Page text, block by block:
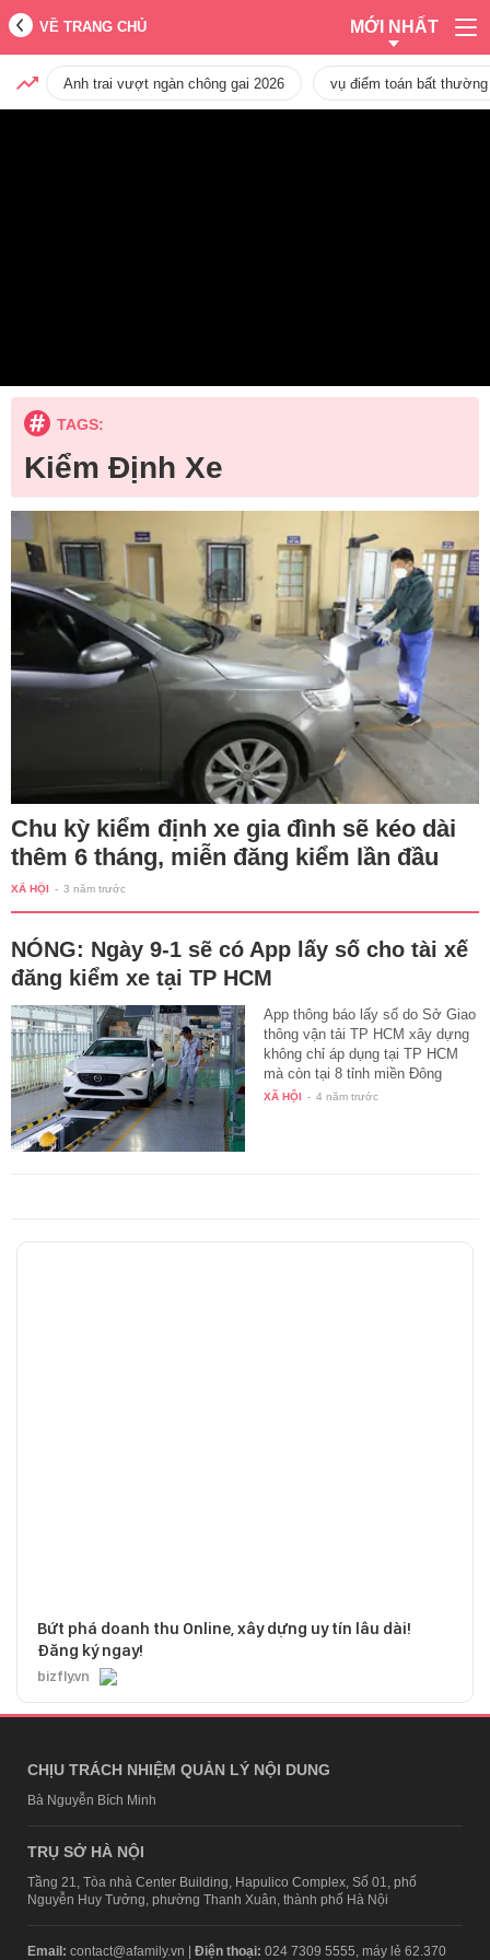
VỀ TRANG CHỦ MỚI NHẤT
Anh trai vượt ngàn chông gai 2026 vụ điểm toán bất
TAGS:
Kiểm Định Xe
Chu kỳ kiểm định xe gia đình sẽ kéo dài
thêm 6 tháng, miễn đăng kiểm lần đầu
XÃ HỘI - 3 năm trước
NÓNG: Ngày 9-1 sẽ có App lấy số cho tài xế
đăng kiểm xe tại TP HCM
App thông báo lấy số do Sở Giao
thông vận tải TP HCM xây dựng
không chỉ áp dụng tại TP HCM
mà còn tại 8 tỉnh miền Đông
Nam…
XÃ HỘI - 4 năm trước
Bứt phá doanh thu Online, xây dựng uy tín lâu dài!
Đăng ký ngay!
bizfly.vn
CHỊU TRÁCH NHIỆM QUẢN LÝ NỘI DUNG
Bà Nguyễn Bích Minh
TRỤ SỞ HÀ NỘI
Tầng 21, Tòa nhà Center Building, Hapulico Complex, Số 01, phố
Nguyễn Huy Tưởng, phường Thanh Xuân, thành phố Hà Nội
Email: contact@afamily.vn | Điện thoại: 024 7309 5555, máy lẻ 62.370